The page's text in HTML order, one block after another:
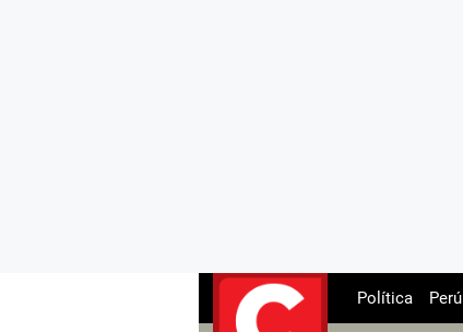
Política Perú